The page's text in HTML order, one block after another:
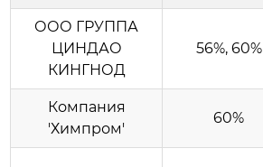
ООО ГРУППА
ЦИНДАО
КИНГНОД
56%, 60%
Компания
'Химпром'
60%